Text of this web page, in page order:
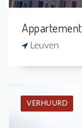
Appartement
Leuven
VERHUURD